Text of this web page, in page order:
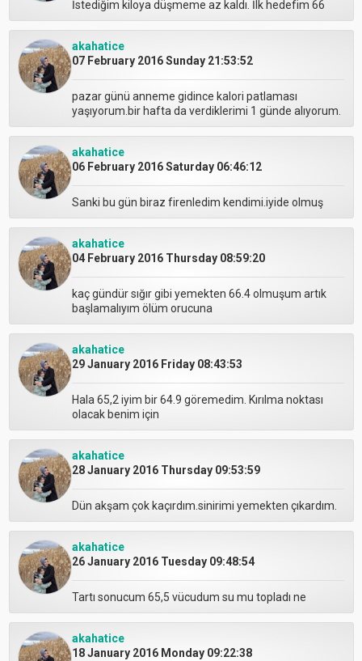
İstediğim kiloya düşmeme az kaldı. İlk hedefim 66
akahatice
07 February 2016 Sunday 21:53:52
pazar günü anneme gidince kalori patlaması
yaşıyorum.bir hafta da verdiklerimi 1 günde alıyorum.
akahatice
06 February 2016 Saturday 06:46:12
Sanki bu gün biraz firenledim kendimi.iyide olmuş
akahatice
04 February 2016 Thursday 08:59:20
kaç gündür sığır gibi yemekten 66.4 olmuşum artık
başlamalıyım ölüm orucuna
akahatice
29 January 2016 Friday 08:43:53
Hala 65,2 iyim bir 64.9 göremedim. Kırılma noktası
olacak benim için
akahatice
28 January 2016 Thursday 09:53:59
Dün akşam çok kaçırdım.sinirimi yemekten çıkardım.
akahatice
26 January 2016 Tuesday 09:48:54
Tartı sonucum 65,5 vücudum su mu topladı ne
akahatice
18 January 2016 Monday 09:22:38